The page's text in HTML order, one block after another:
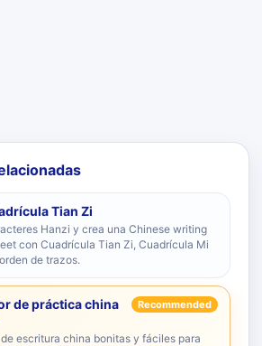
Tian Zi
Hanzi y crea una Chinese writing
con Cuadrícula Tian Zi, Cuadrícula Mi
de trazos.
de práctica china
Recommended
escritura china bonitas y fáciles para